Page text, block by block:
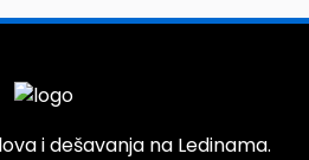
i dešavanja na Ledinama.